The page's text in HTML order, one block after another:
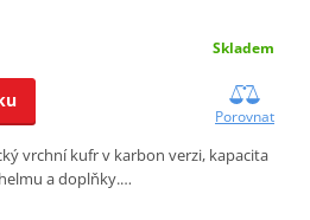
Skladem
Porovnat
vrchní kufr v karbon verzi, kapacita
a doplňky.…